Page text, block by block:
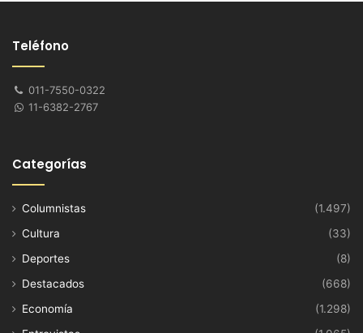
Teléfono
011-7550-0322
11-6382-2767
Categorías
Columnistas
(1.497)
Cultura
(33)
Deportes
(8)
Destacados
(668)
Economía
(1.298)